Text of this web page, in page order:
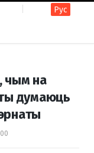
c s
Рус
чым на
думаюць